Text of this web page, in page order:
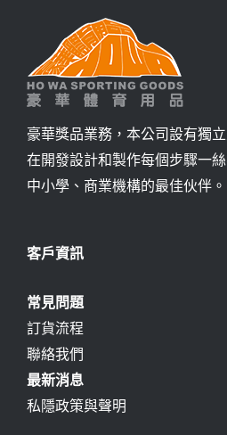
豪華獎品業務，本公司設有獨
在開發設計和製作每個步驟一
中小學、商業機構的最佳伙伴。
客戶資訊
常見問題
訂貨流程
聯絡我們
最新消息
私隱政策與聲明